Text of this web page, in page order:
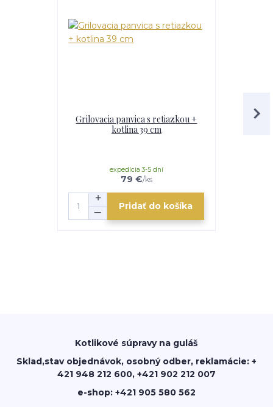
Grilovacia panvica s retiazkou +
kotlina 39 cm
79 €/ks
expedícia 3-5 dní
Pridať do košíka
Paella
Kotlikové súpravy na guláš
Sklad,stav objednávok, osobný odber, reklamácie: +
421 948 212 600, +421 902 212 007
e-shop: +421 905 580 562